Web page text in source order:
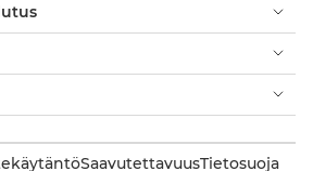
SaavutettavuusTietosuoja